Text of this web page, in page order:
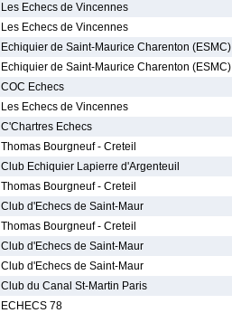
Les Echecs de Vincennes
Les Echecs de Vincennes
Echiquier de Saint-Maurice Charenton (ESMC)
Echiquier de Saint-Maurice Charenton (ESMC)
COC Echecs
Les Echecs de Vincennes
C'Chartres Echecs
Thomas Bourgneuf - Creteil
Club Echiquier Lapierre d'Argenteuil
Thomas Bourgneuf - Creteil
Club d'Echecs de Saint-Maur
Thomas Bourgneuf - Creteil
Club d'Echecs de Saint-Maur
Club d'Echecs de Saint-Maur
Club du Canal St-Martin Paris
ECHECS 78